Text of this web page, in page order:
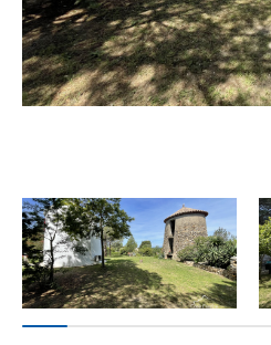
Surface
Surface
Pièces
AFFINER